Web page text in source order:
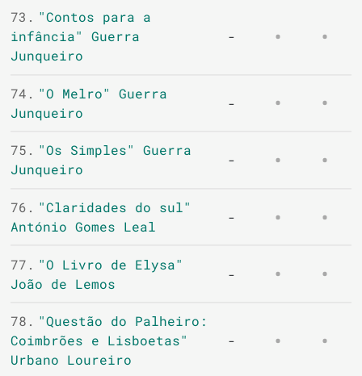
73. "Contos para a
infância" Guerra
Junqueiro
-
74. "O Melro" Guerra
Junqueiro
-
75. "Os Simples" Guerra
Junqueiro
-
76. "Claridades do sul"
António Gomes Leal
-
77. "O Livro de Elysa"
João de Lemos
-
78. "Questão do Palheiro:
Coimbrões e Lisboetas"
Urbano Loureiro
-